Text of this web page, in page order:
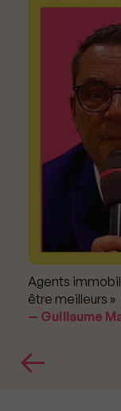
Agents
être meilleurs »
Guillaume